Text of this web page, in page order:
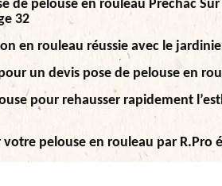
de pelouse en rouleau Prechac
32
en rouleau réussie avec le
un devis pose de pelouse en
pour rehausser rapidement
votre pelouse en rouleau par R.Pro